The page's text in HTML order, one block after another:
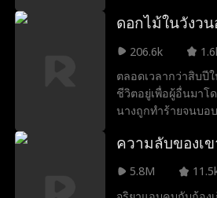
บัลลังก์ และมอบอำน
คนนั้นของเขากลับเ
เธอ ทั้งสองไม่รู้ตัวต
จึงคลาดกันไปมาหล
เปิดเผย คลายความเ
กันอย่างมีความสุข
ดอกไม้ในวังว
206.6k
ตลอดเวลากว่าสิบปี
ชีวิตอยู่เพื่อผู้อื่นมาโ
นางถูกทำร้ายจนบอ
ยอมรับในทุกตัวตนที่
ดีที่สุด
ความลับของเ
5.8M